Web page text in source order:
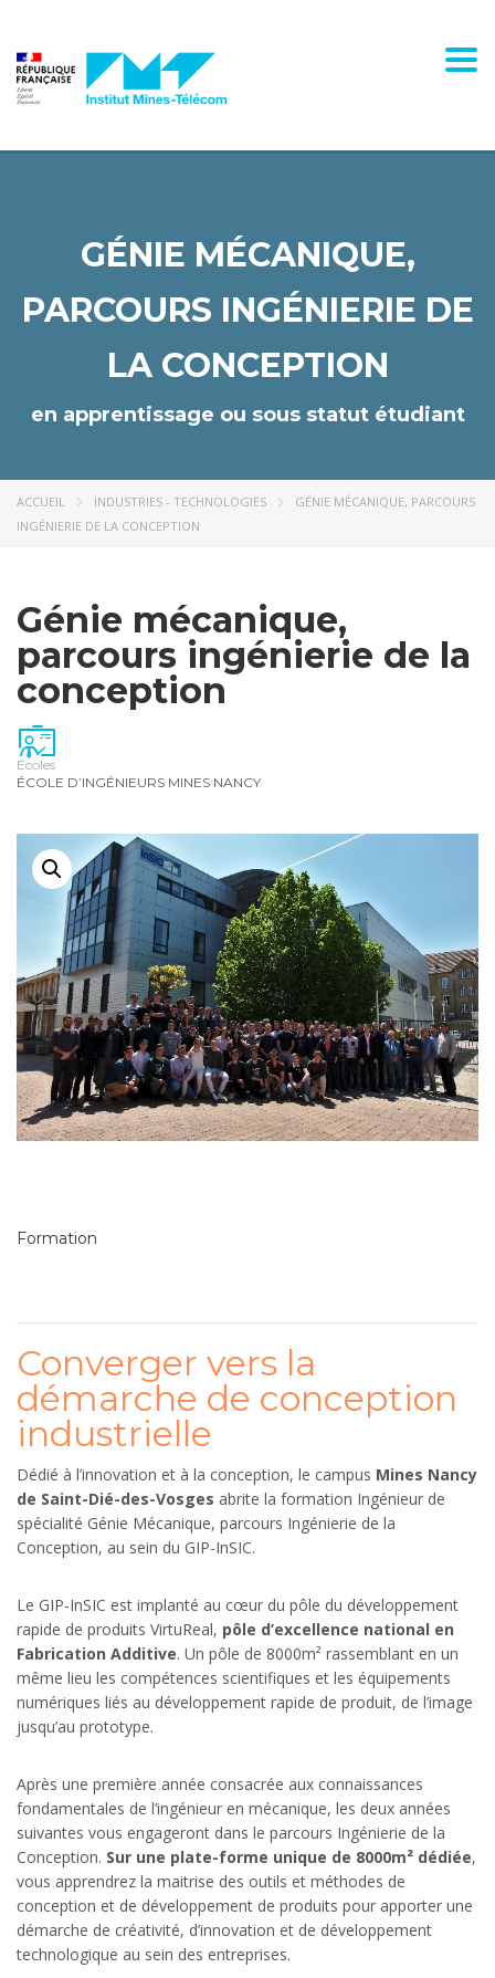
GÉNIE MÉCANIQUE,
PARCOURS INGÉNIERIE DE
LA CONCEPTION
en apprentissage ou sous statut étudiant
ACCUEIL INDUSTRIES - TECHNOLOGIES
GÉNIE MÉCANIQUE, PARCOURS
INGÉNIERIE DE LA CONCEPTION
Génie mécanique,
parcours ingénierie de la
conception
Ecoles
ÉCOLE D’INGÉNIEURS MINES NANCY
Formation
Converger vers la
démarche de conception
industrielle
Dédié à l’innovation et à la conception, le campus Mines Nancy
de Saint-Dié-des-Vosges abrite la formation Ingénieur de
spécialité Génie Mécanique, parcours Ingénierie de la
Conception, au sein du GIP-InSIC.
Le GIP-InSIC est implanté au cœur du pôle du développement
rapide de produits VirtuReal, pôle d’excellence national en
Fabrication Additive. Un pôle de 8000m² rassemblant en un
même lieu les compétences scientifiques et les équipements
numériques liés au développement rapide de produit, de l’image
jusqu’au prototype.
Après une première année consacrée aux connaissances
fondamentales de l’ingénieur en mécanique, les deux années
suivantes vous engageront dans le parcours Ingénierie de la
Conception. Sur une plate-forme unique de 8000m² dédiée,
vous apprendrez la maitrise des outils et méthodes de
conception et de développement de produits pour apporter une
démarche de créativité, d’innovation et de développement
technologique au sein des entreprises.